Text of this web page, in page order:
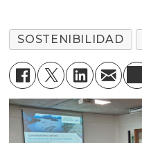
SOSTENIBILIDAD